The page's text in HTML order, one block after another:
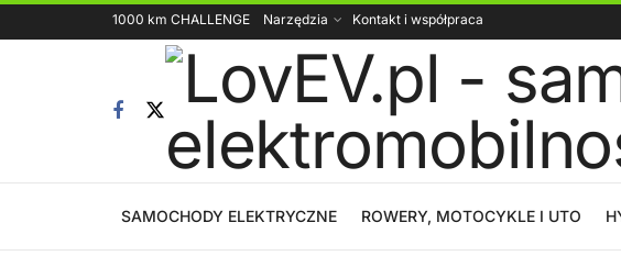
1000 km CHALLENGE Narzędzia Kontakt i współpraca
SAMOCHODY ELEKTRYCZNE ROWERY, MOTOCYKLE I UTO